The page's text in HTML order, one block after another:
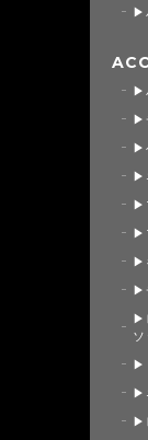
▶
▶
▶
▶
▶
▶
▶
▶
▶
▶
▶
▶
▶